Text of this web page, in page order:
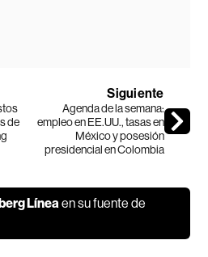
de
Siguiente
Agenda de la semana:
empleo en EE.UU., tasas en
México y posesión
presidencial en Colombia
Líneaen su fuente de